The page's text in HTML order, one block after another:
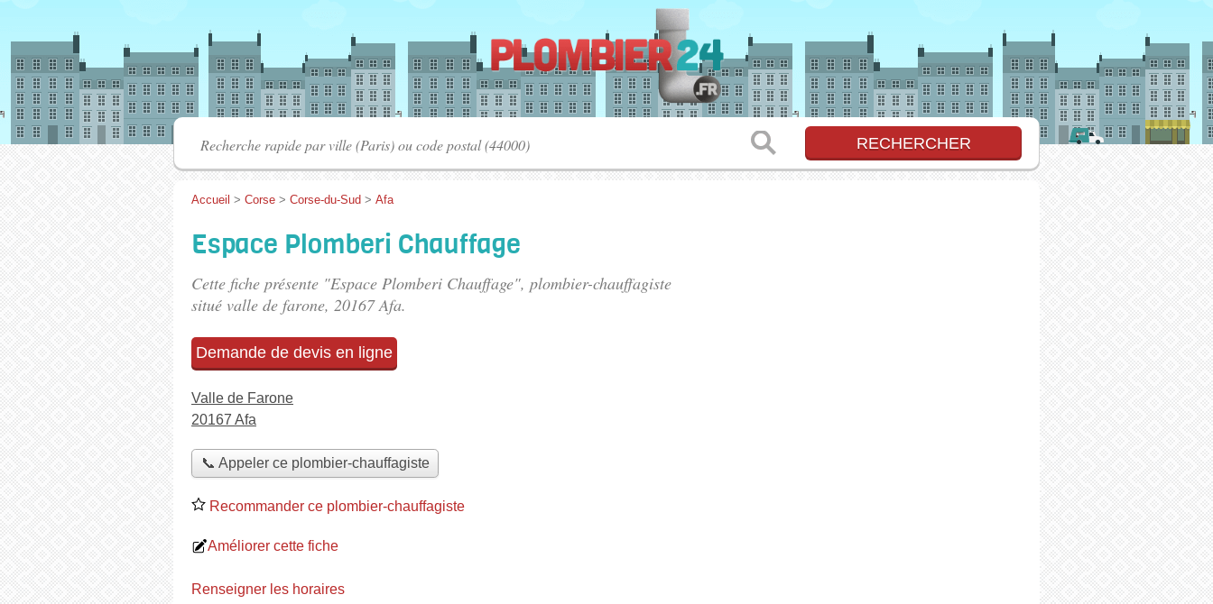
Accueil > Corse > Corse-du-Sud > Afa
Espace Plomberi Chauffage
Cette fiche présente "Espace Plomberi Chauffage", plombier-chauffagiste
situé valle de farone, 20167 Afa.
Demande de devis en ligne
Valle de Farone
20167 Afa
📞 Appeler ce plombier-chauffagiste
Recommander ce plombier-chauffagiste
Améliorer cette fiche
Renseigner les horaires